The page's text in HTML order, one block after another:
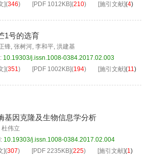
](346) [PDF 1012KB](210) [施引文献](4)
1号的选育
锋, 张树河, 李和平, 洪建基
10.19303/j.issn.1008-0384.2017.02.003
](351) [PDF 1002KB](194) [施引文献](11)
基因克隆及生物信息学分析
杜伟立
10.19303/j.issn.1008-0384.2017.02.004
](307) [PDF 2235KB](225) [施引文献](1)